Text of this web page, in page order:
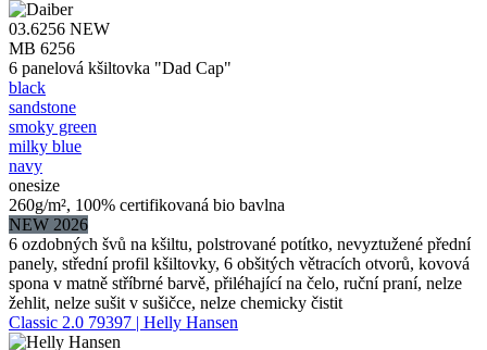
03.6256 NEW
MB 6256
6 panelová kšiltovka "Dad Cap"
black
sandstone
smoky green
milky blue
navy
onesize
260g/m², 100% certifikovaná bio bavlna
NEW 2026
6 ozdobných švů na kšiltu, polstrované potítko, nevyztužené přední
panely, střední profil kšiltovky, 6 obšitých větracích otvorů, kovová
spona v matně stříbrné barvě, přiléhající na čelo, ruční praní, nelze
žehlit, nelze sušit v sušičce, nelze chemicky čistit
Classic 2.0 79397 | Helly Hansen